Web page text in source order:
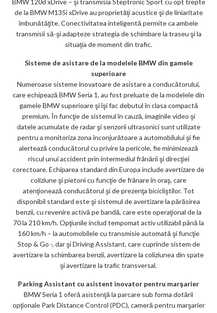
de la BMW M135i xDrive au proprietăţi acustice şi de liniaritate
îmbunătăţite. Conectivitatea inteligentă permite ca ambele
transmisii să-şi adapteze strategia de schimbare la traseu şi la
situaţia de moment din trafic.
Sisteme de asistare de la modelele BMW din gamele
superioare
Numeroase sisteme inovatoare de asistare a conducătorului,
care echipează BMW Seria 1, au fost preluate de la modelele din
gamele BMW superioare şi îşi fac debutul în clasa compactă
premium. În funcţie de sistemul în cauză, imaginile video şi
datele acumulate de radar şi senzorii ultrasonici sunt utilizate
pentru a monitoriza zona înconjurătoare a automobilului şi fie
alertează conducătorul cu privire la pericole, fie minimizează
riscul unui accident prin intermediul frânării şi direcţiei
corectoare. Echiparea standard din Europa include avertizare de
coliziune şi pietoni cu funcţie de frânare în oraş, care
atenţionează conducătorul şi de prezenţa bicicliştilor. Tot
disponibil standard este şi sistemul de avertizare la părăsirea
benzii, cu revenire activă pe bandă, care este operaţional de la
70 la 210 km/h. Opţiunile includ tempomat activ utilizabil până la
160 km/h – la automobilele cu transmisie automată şi funcţie
Stop & Go -, dar şi Driving Assistant, care cuprinde sistem de
avertizare la schimbarea benzii, avertizare la coliziunea din spate
şi avertizare la trafic transversal.
Parking Assistant cu asistent inovator pentru marşarier
BMW Seria 1 oferă asistenţă la parcare sub forma dotării
opţionale Park Distance Control (PDC), cameră pentru marşarier